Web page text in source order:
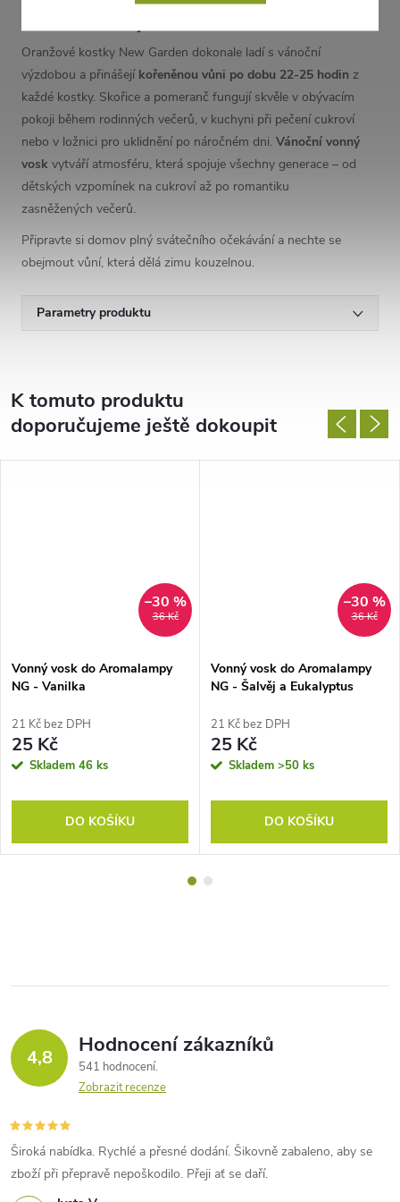
Oranžové kostky New Garden dokonale ladí s vánoční
výzdobou a přinášejí kořeněnou vůni po dobu 22-25 hodin z
každé kostky. Skořice a pomeranč fungují skvěle v obývacím
pokoji během rodinných večerů, v kuchyni při pečení cukroví
nebo v ložnici pro uklidnění po náročném dni. Vánoční vonný
vosk vytváří atmosféru, která spojuje všechny generace – od
dětských vzpomínek na cukroví až po romantiku
zasněžených večerů.
Připravte si domov plný svátečního očekávání a nechte se
obejmout vůní, která dělá zimu kouzelnou.
Parametry produktu
K tomuto produktu
doporučujeme ještě dokoupit
36 Kč
–30 %
Vonný vosk do Aromalampy
NG - Vanilka
21 Kč bez DPH
25 Kč
Skladem 46 ks
DO KOŠÍKU
36 Kč
–30 %
Vonný vosk do Aromalampy
NG - Šalvěj a Eukalyptus
21 Kč bez DPH
25 Kč
Skladem >50 ks
DO KOŠÍKU
4,8 Hodnocení zákazníků
541 hodnocení
Zobrazit recenze
Široká nabídka. Rychlé a přesné dodání. Šikovně zabaleno, aby se
zboží při přepravě nepoškodilo. Přeji ať se daří.